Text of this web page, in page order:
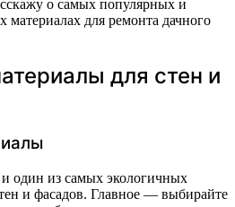
о самых популярных и
для ремонта дачного
для стен и
один из самых экологичных
и фасадов. Главное — выбирайте